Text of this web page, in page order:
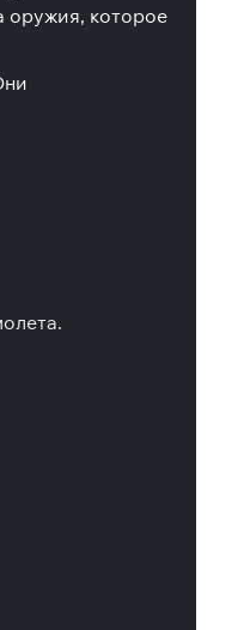
оружия, которое